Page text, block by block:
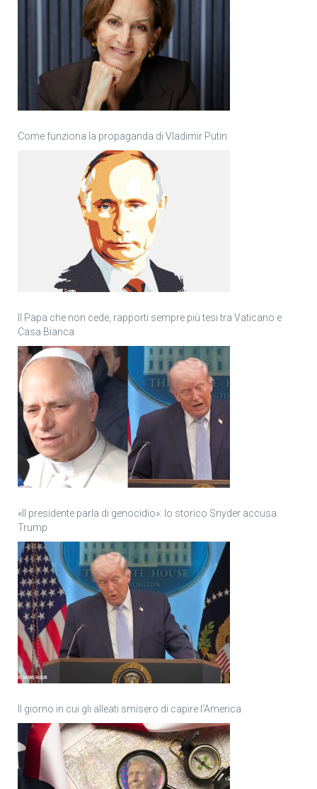
Come funziona la propaganda di Vladimir Putin
Il Papa che non cede, rapporti sempre più tesi tra Vaticano e
Casa Bianca
«Il presidente parla di genocidio»: lo storico Snyder accusa
Trump
Il giorno in cui gli alleati smisero di capire l’America